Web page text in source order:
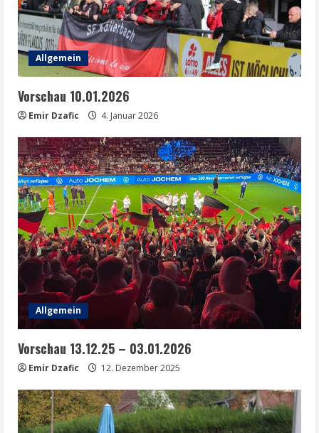
Allgemein
Vorschau 10.01.2026
Emir Dzafic 4. Januar 2026
Allgemein
Vorschau 13.12.25 – 03.01.2026
Emir Dzafic 12. Dezember 2025